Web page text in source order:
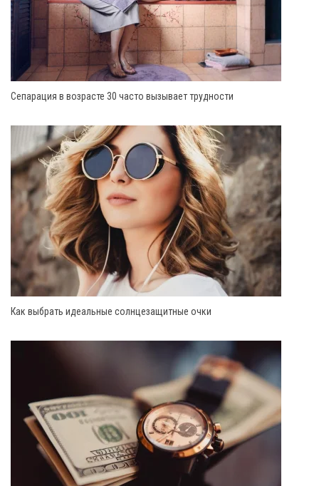
Сепарация в возрасте 30 часто вызывает трудности
Как выбрать идеальные солнцезащитные очки